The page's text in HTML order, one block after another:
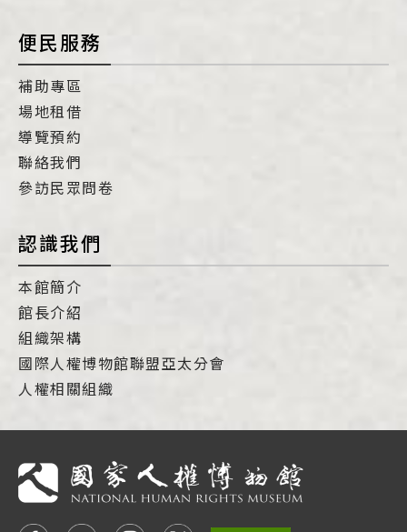
便民服務
補助專區
場地租借
導覽預約
聯絡我們
參訪民眾問卷
認識我們
本館簡介
館長介紹
組織架構
國際人權博物館聯盟亞太分會
人權相關組織